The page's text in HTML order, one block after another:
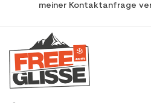
meiner Kontaktanfrage